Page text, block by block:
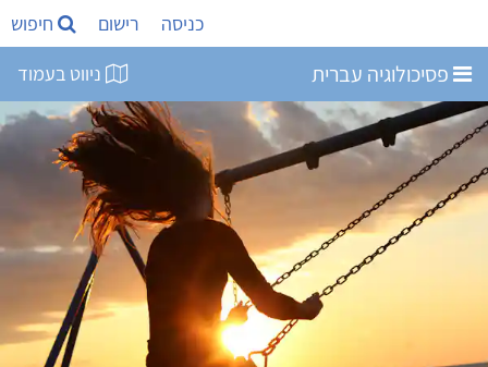
כניסה רישום חיפוש
פסיכולוגיה עברית ניווט בעמוד